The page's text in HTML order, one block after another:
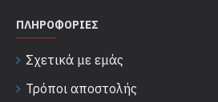
ΠΛΗΡΟΦΟΡΊΕΣ
Σχετικά με εμάς
Τρόποι αποστολής